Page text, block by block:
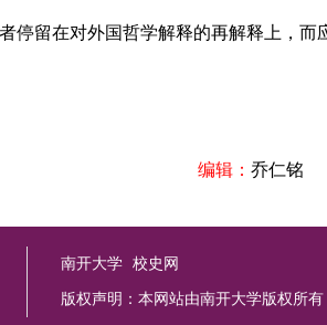
留在对外国哲学解释的再解释上，而
编辑： 乔仁铭
南开大学 校史网
版权声明：本网站由南开大学版权所